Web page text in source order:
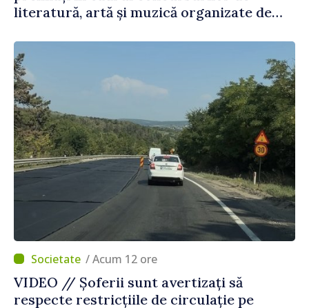
literatură, artă și muzică organizate de
Străinătate
/ Acum 12 ore
VIDEO // Șoferii sunt avertizați să
respecte restricțiile de circulație pe